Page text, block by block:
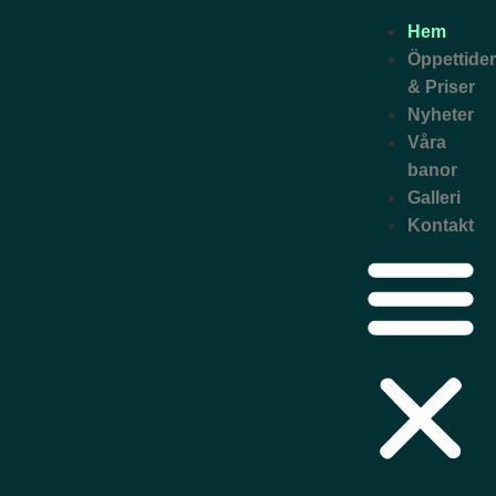
Hem
Öppettider
& Priser
Nyheter
Våra
banor
Galleri
Kontakt